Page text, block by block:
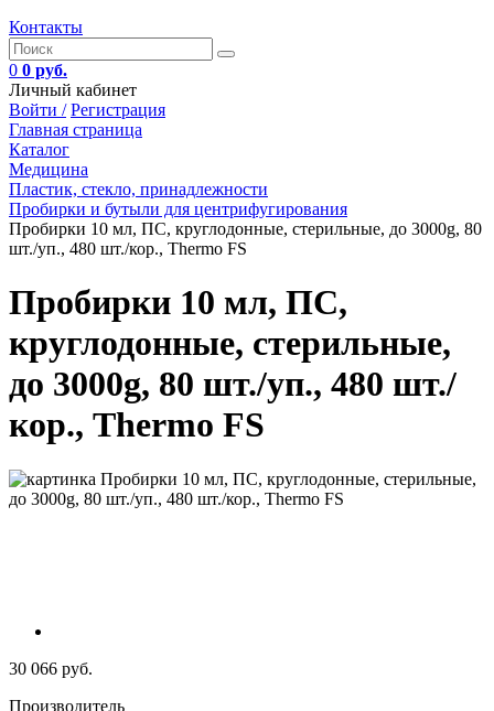
Контакты
0 0 руб.
Личный кабинет
Войти / Регистрация
Главная страница
Каталог
Медицина
Пластик, стекло, принадлежности
Пробирки и бутыли для центрифугирования
Пробирки 10 мл, ПС, круглодонные, стерильные, до 3000g, 80
шт./уп., 480 шт./кор., Thermo FS
Пробирки 10 мл, ПС,
круглодонные, стерильные,
до 3000g, 80 шт./уп., 480 шт./
кор., Thermo FS
30 066 руб.
Производитель